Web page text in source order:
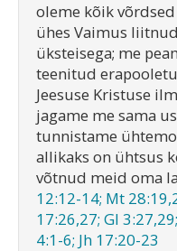
oleme kõik
ühes Vaimus
üksteisega; me
teenitud
Jeesuse Kristuse
jagame me sama
tunnistame
allikaks on ühtsus
võtnud meid oma
12:12-14; Mt
17:26,27; Gl
4:1-6; Jh 17:20-23